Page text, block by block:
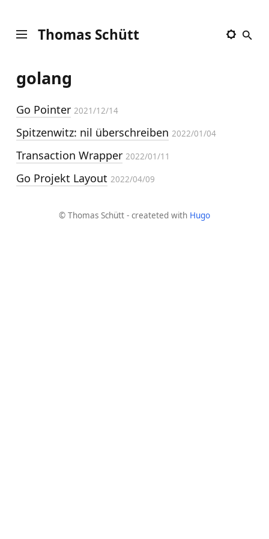
Thomas Schütt
golang
Go Pointer 2021/12/14
Spitzenwitz: nil überschreiben 2022/01/04
Transaction Wrapper 2022/01/11
Go Projekt Layout 2022/04/09
© Thomas Schütt - createted with Hugo